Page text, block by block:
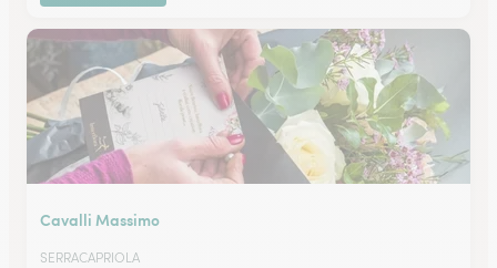
Cavalli Massimo
SERRACAPRIOLA